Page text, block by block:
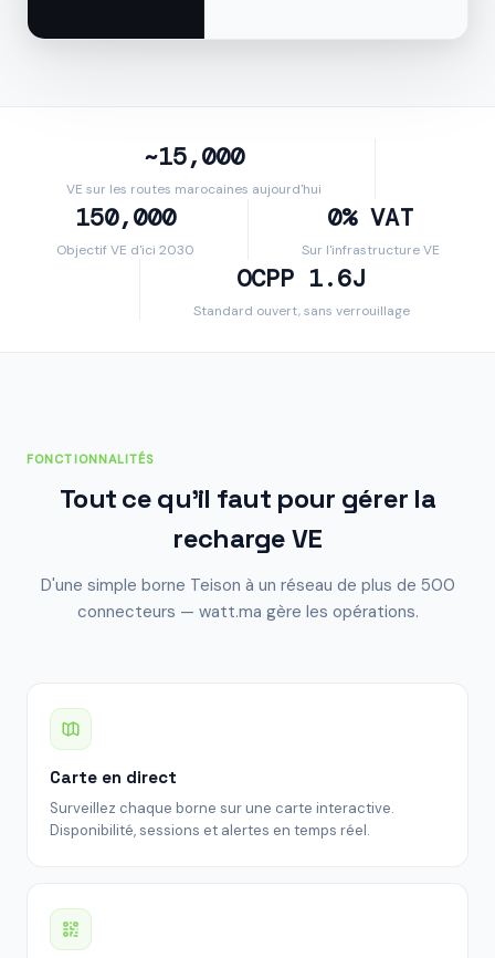
~15,000
VE sur les routes marocaines aujourd'hui
150,000
Objectif VE d'ici 2030
0% VAT
Sur l'infrastructure VE
OCPP 1.6J
Standard ouvert, sans verrouillage
FONCTIONNALITÉS
Tout ce qu'il faut pour gérer la
recharge VE
D'une simple borne Teison à un réseau de plus de 500
connecteurs — watt.ma gère les opérations.
Carte en direct
Surveillez chaque borne sur une carte interactive.
Disponibilité, sessions et alertes en temps réel.